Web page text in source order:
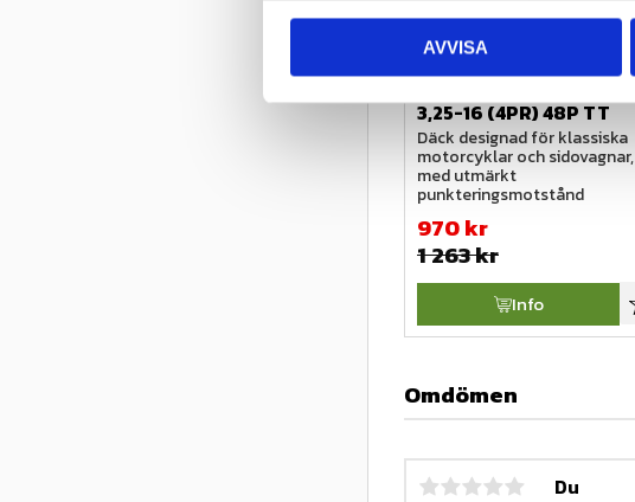
s
AVVISA
Köp minst 4 däck, få 10%
rabatt på däcken!
3,25-16 (4PR) 48P TT
Däck designad för klassiska
motorcyklar och sidovagnar,
med utmärkt
punkteringsmotstånd
970kr
1 263kr
Info
Omdömen
Du